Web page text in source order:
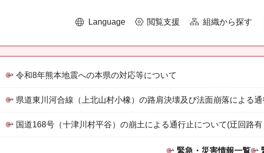
Language 閲覧支援 組織から探す
令和8年熊本地震への本県の対応等について
県道東川河合線（上北山村小橡）の路肩決壊及び法面崩落による
国道168号（十津川村平谷）の崩土による通行止について(迂回路有
緊急・災害情報一覧